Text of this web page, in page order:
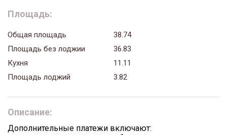
Площадь:
Общая площадь
38.74
Площадь без лоджии
36.83
Кухня
11.11
Площадь лоджий
3.82
Описание:
Дополнительные платежи включают: